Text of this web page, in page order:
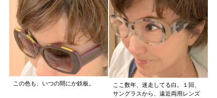
この色も、いつの間にか鉄板。
ここ数年、迷走してる白。１回、
サングラスから、遠近両用レンズ